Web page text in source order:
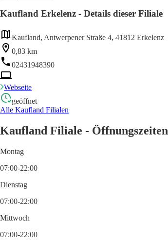
Kaufland Erkelenz - Details dieser Filiale
Kaufland, Antwerpener Straße 4, 41812 Erkelenz
0,83 km
02431948390
Webseite
geöffnet
Alle Kaufland Filialen
Kaufland Filiale - Öffnungszeiten
Montag
07:00-22:00
Dienstag
07:00-22:00
Mittwoch
07:00-22:00